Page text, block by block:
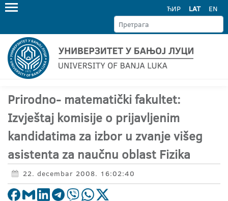
ЋИР LAT EN
Prirodno- matematički fakultet:
Izvještaj komisije o prijavljenim
kandidatima za izbor u zvanje višeg
asistenta za naučnu oblast Fizika
22. decembar 2008. 16:02:40